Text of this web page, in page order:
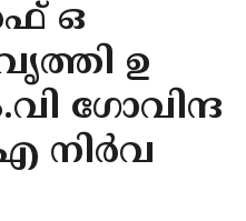
ഒ
ഉ
ഗോവിന്ദ
നിർവ